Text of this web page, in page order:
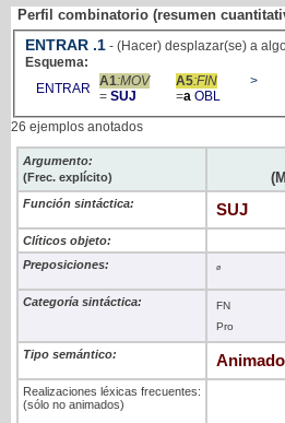
Perfil combinatorio (resumen
ENTRAR .1 - (Hacer) desplazar(se) a
Esquema:
ENTRAR
A1:MOV
= SUJ
A5:FIN
=a OBL
>
26 ejemplos anotados
Argumento:
(Frec. explícito)
Función sintáctica: SUJ
Clíticos objeto:
Preposiciones:
ø
Categoría sintáctica: FN
Pro
Tipo semántico: Animado
Realizaciones léxicas frecuentes:
(sólo no animados)